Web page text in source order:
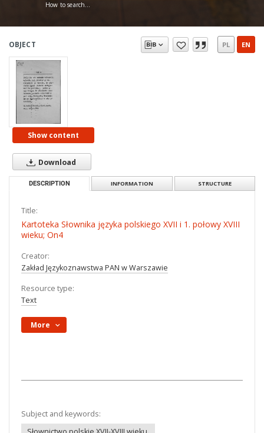
How to search...
OBJECT PL EN
Show content
Download
DESCRIPTION INFORMATION STRUCTURE
Title:
Kartoteka Słownika języka polskiego XVII i 1. połowy XVIII
wieku; On4
Creator:
Zakład Językoznawstwa PAN w Warszawie
Resource type:
Text
More
Subject and keywords: